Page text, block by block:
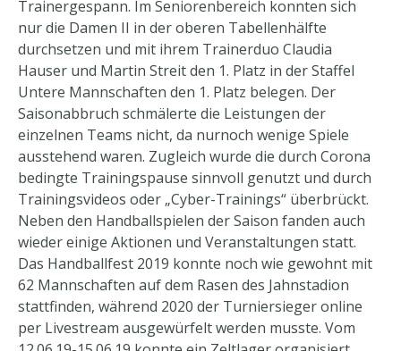
Trainergespann. Im Seniorenbereich konnten sich
nur die Damen II in der oberen Tabellenhälfte
durchsetzen und mit ihrem Trainerduo Claudia
Hauser und Martin Streit den 1. Platz in der Staffel
Untere Mannschaften den 1. Platz belegen. Der
Saisonabbruch schmälerte die Leistungen der
einzelnen Teams nicht, da nurnoch wenige Spiele
ausstehend waren. Zugleich wurde die durch Corona
bedingte Trainingspause sinnvoll genutzt und durch
Trainingsvideos oder „Cyber-Trainings“ überbrückt.
Neben den Handballspielen der Saison fanden auch
wieder einige Aktionen und Veranstaltungen statt.
Das Handballfest 2019 konnte noch wie gewohnt mit
62 Mannschaften auf dem Rasen des Jahnstadion
stattfinden, während 2020 der Turniersieger online
per Livestream ausgewürfelt werden musste. Vom